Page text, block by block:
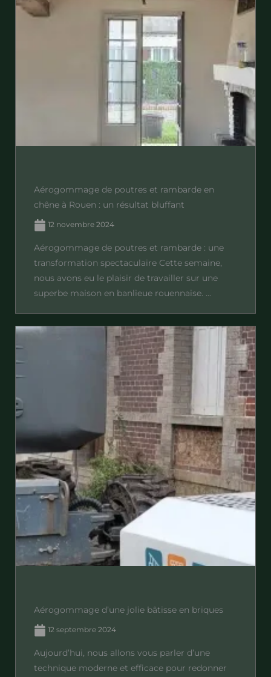
Aérogommage de poutres et rambarde en
chêne à Rouen : un résultat bluffant
12 novembre 2024
Aérogommage de poutres et rambarde : une
transformation spectaculaire Cette semaine,
nous avons eu le plaisir de travailler sur une
superbe maison en banlieue rouennaise. ...
Aérogommage d’une jolie bâtisse en briques
12 septembre 2024
Aujourd’hui, nous allons vous parler d’une
technique moderne et efficace pour redonner